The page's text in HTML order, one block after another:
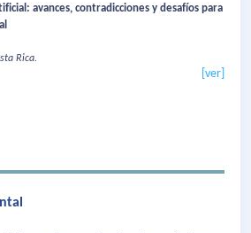
avances, contradicciones y desafíos para
Rica.
[ver]